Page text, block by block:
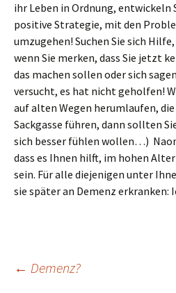
ihr Leben in Ordnung, entwickeln
positive Strategie, mit den
umzugehen! Suchen Sie sich
wenn Sie merken, dass Sie jetzt
das machen sollen oder sich
versucht, es hat nicht geholfen!
auf alten Wegen herumlaufen,
Sackgasse führen, dann sollten
sich besser fühlen wollen…)
dass es Ihnen hilft, im hohen
sein. Für alle diejenigen unter
sie später an Demenz erkranken:
← Demenz?